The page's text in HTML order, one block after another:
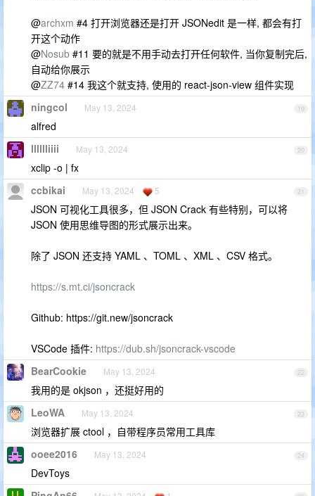
@archxm #4 打开浏览器还是打开 JSONedit 是一样, 都会有打
开这个动作
@Nosub #11 要的就是不用手动去打开任何软件, 当你复制完后,
自动给你展示
@ZZ74 #14 我这个就支持, 使用的 react-json-view 组件实现
19
ningcol May 13, 2024
alfred
20
lllllliiii May 13, 2024
xclip -o | fx
21
ccbikai May 13, 2024 5
JSON 可视化工具很多，但 JSON Crack 有些特别，可以将
JSON 使用思维导图的形式展示出来。
除了 JSON 还支持 YAML 、TOML 、XML 、CSV 格式。
https://s.mt.ci/jsoncrack
Github: https://git.new/jsoncrack
VSCode 插件: https://dub.sh/jsoncrack-vscode
22
BearCookie May 13, 2024
我用的是 okjson ，还挺好用的
23
LeoWA May 13, 2024
浏览器扩展 ctool ，自带程序员常用工具库
24
ooee2016 May 13, 2024
DevToys